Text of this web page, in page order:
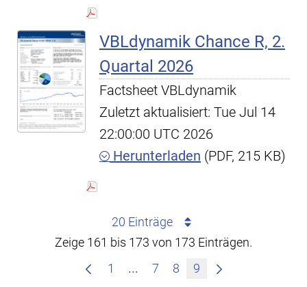
VBLdynamik Chance R, 2.
Quartal 2026
Factsheet VBLdynamik
Zuletzt aktualisiert: Tue Jul 14
22:00:00 UTC 2026
Herunterladen (PDF, 215 KB)
20 Einträge
Zeige 161 bis 173 von 173 Einträgen.
1
... Zwischenseiten Navigieren
7 8 9